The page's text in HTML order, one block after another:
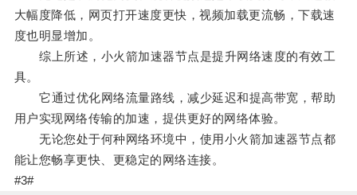
大幅度降低，网页打开速度更快，视频加载更流畅，下载速
度也明显增加。
综上所述，小火箭加速器节点是提升网络速度的有效工
具。
它通过优化网络流量路线，减少延迟和提高带宽，帮助
用户实现网络传输的加速，提供更好的网络体验。
无论您处于何种网络环境中，使用小火箭加速器节点都
能让您畅享更快、更稳定的网络连接。
#3#